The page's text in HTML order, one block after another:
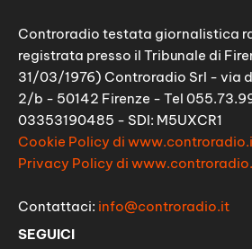
Controradio testata giornalistica
registrata presso il Tribunale di
31/03/1976) Controradio Srl - via
2/b - 50142 Firenze - Tel
03353190485 - SDI: M5UXCR1
Cookie Policy di
Privacy Policy di
Contattaci: info@controradio.it
SEGUICI